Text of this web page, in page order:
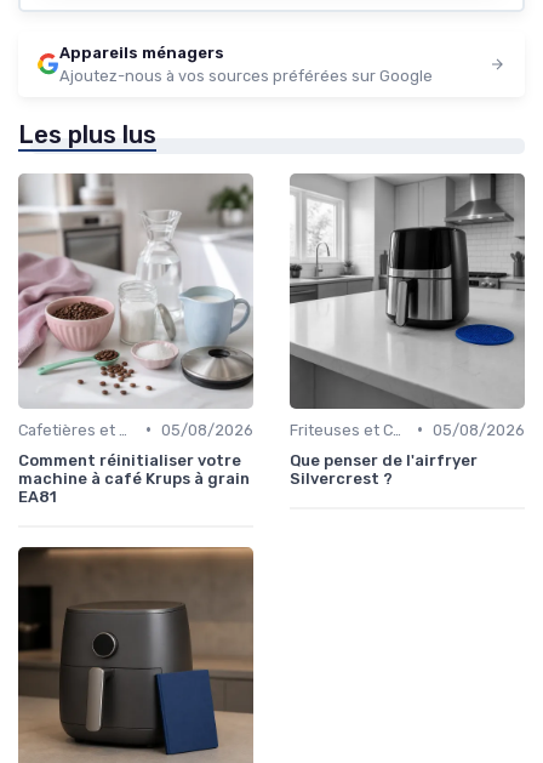
Appareils ménagers
Ajoutez-nous à vos sources préférées sur Google
Les plus lus
• 05/08/2026
Comment réinitialiser votre
machine à café Krups à grain
EA81
• 05/08/2026
Que penser de l'airfryer
Silvercrest ?